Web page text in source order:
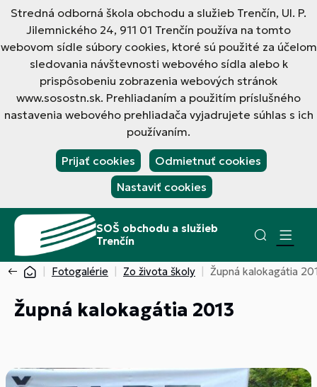
Stredná odborná škola obchodu a služieb Trenčín, Ul. P.
Jilemnického 24, 911 01 Trenčín používa na tomto
webovom sídle súbory cookies, ktoré sú použité za účelom
sledovania návštevnosti webového sídla alebo k
prispôsobeniu zobrazenia webových stránok
www.sosostn.sk. Prehliadaním a použitím príslušného
nastavenia webového prehliadača vyjadrujete súhlas s ich
používaním.
Prijať cookies
Odmietnuť cookies
Nastaviť cookies
SOŠ obchodu a služieb
Trenčín
Fotogalérie Zo života školy Župná kalokagátia
Župná kalokagátia 2013